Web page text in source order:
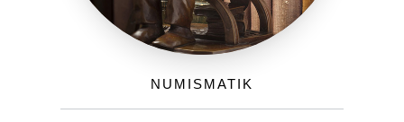
Numismatik